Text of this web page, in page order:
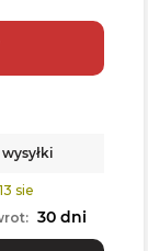
wysyłki
sie
30 dni